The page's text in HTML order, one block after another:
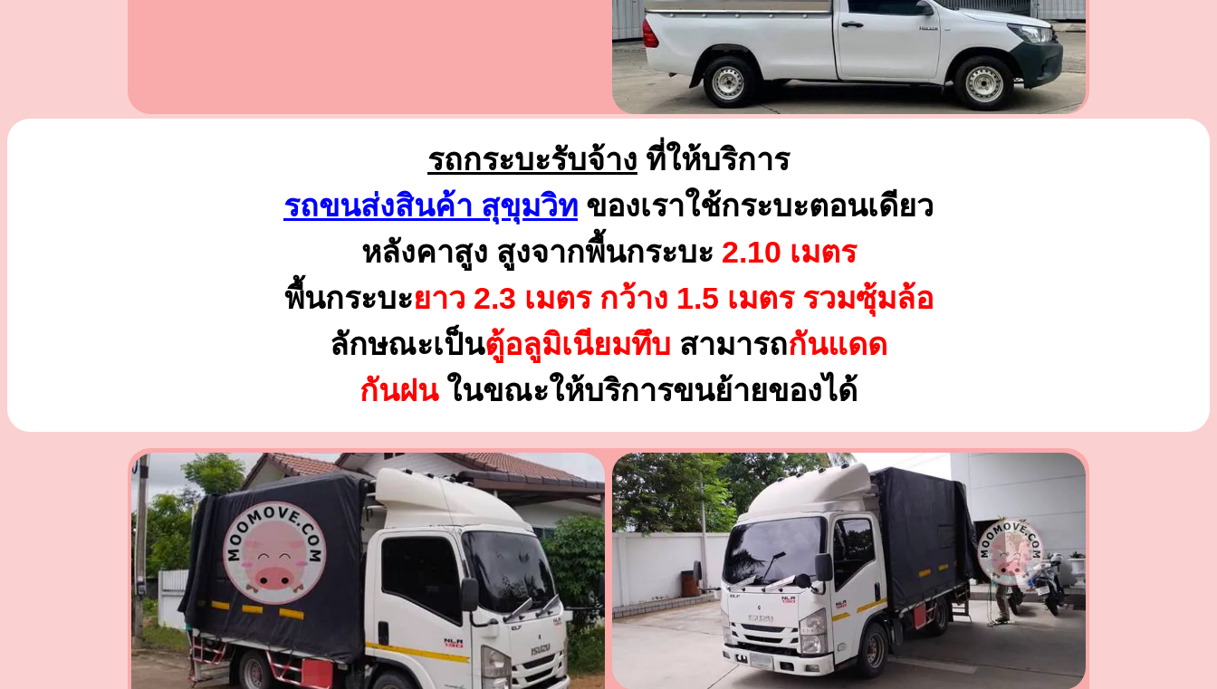
รถกระบะรับจ้าง ที่ให้บริการ
รถขนส่งสินค้า สุขุมวิท ของเราใช้กระบะตอนเดียว
หลังคาสูง สูงจากพื้นกระบะ 2.10 เมตร
พื้นกระบะยาว 2.3 เมตร กว้าง 1.5 เมตร รวมซุ้มล้อ
ลักษณะเป็นตู้อลูมิเนียมทึบ สามารถกันแดด
กันฝนในขณะให้บริการขนย้ายของได้